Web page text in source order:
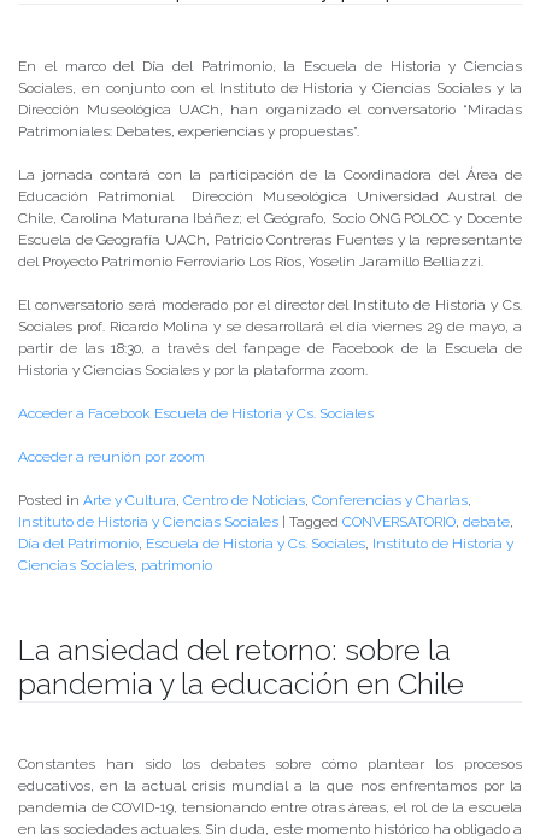
En el marco del Día del Patrimonio, la Escuela de Historia y Ciencias
Sociales, en conjunto con el Instituto de Historia y Ciencias Sociales y la
Dirección Museológica UACh, han organizado el conversatorio “Miradas
Patrimoniales: Debates, experiencias y propuestas”.
La jornada contará con la participación de la Coordinadora del Área de
Educación Patrimonial Dirección Museológica Universidad Austral de
Chile, Carolina Maturana Ibáñez; el Geógrafo, Socio ONG POLOC y Docente
Escuela de Geografía UACh, Patricio Contreras Fuentes y la representante
del Proyecto Patrimonio Ferroviario Los Ríos, Yoselin Jaramillo Belliazzi.
El conversatorio será moderado por el director del Instituto de Historia y Cs.
Sociales prof. Ricardo Molina y se desarrollará el día viernes 29 de mayo, a
partir de las 18:30, a través del fanpage de Facebook de la Escuela de
Historia y Ciencias Sociales y por la plataforma zoom.
Acceder a Facebook Escuela de Historia y Cs. Sociales
Acceder a reunión por zoom
Posted in Arte y Cultura Centro de Noticias Conferencias y Charlas
Instituto de Historia y Ciencias Sociales | Tagged CONVERSATORIO debate
Día del Patrimonio Escuela de Historia y Cs. Sociales Instituto de Historia y
Ciencias Sociales patrimonio
La ansiedad del retorno: sobre la
pandemia y la educación en Chile
Constantes han sido los debates sobre cómo plantear los procesos
educativos, en la actual crisis mundial a la que nos enfrentamos por la
pandemia de COVID-19, tensionando entre otras áreas, el rol de la escuela
en las sociedades actuales. Sin duda, este momento histórico ha obligado a